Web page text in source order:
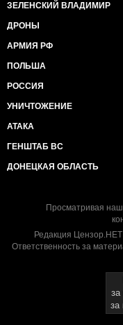
ЗЕЛЕНСКИЙ ВЛАДИМИР
ДРОНЫ
АРМИЯ РФ
ПОЛЬША
РОССИЯ
УНИЧТОЖЕНИЕ
АТАКА
ГЕНШТАБ ВС
ДОНЕЦКАЯ ОБЛАСТЬ
Просматривая
Редакция
Ответственность за
за
за